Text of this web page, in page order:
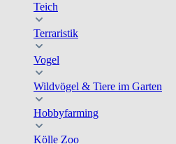
Teich
Terraristik
Vogel
Wildvögel & Tiere im Garten
Hobbyfarming
Kölle Zoo